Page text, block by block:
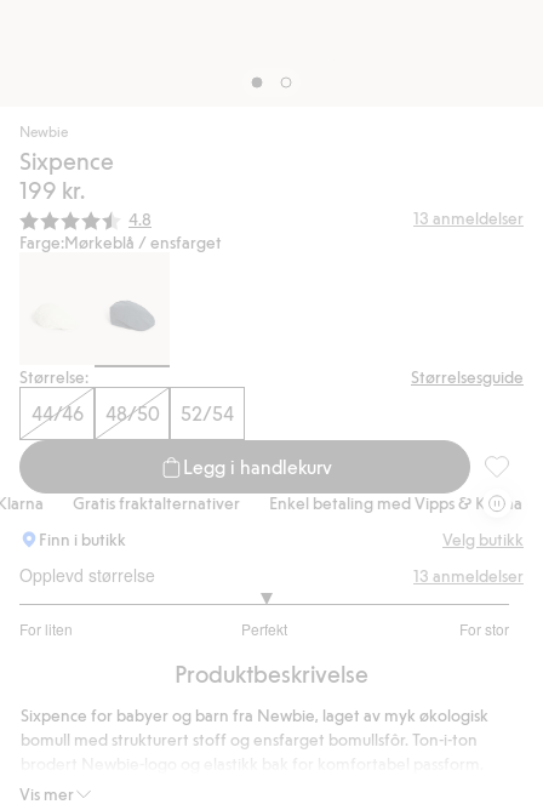
Newbie
Sixpence
199 kr.
Gjennomsnittskarakter:
4.8 13 anmeldelser
Farge:Mørkeblå / ensfarget
Størrelse: Størrelsesguide
44/46 48/50 52/54
Legg i handlekurv
Gratis fraktalternativer Enkel betaling med Vipps & Klarna
Finn i butikk
Velg butikk
Opplevd størrelse
For liten Perfekt For stor
av
9
stemmer
13 anmeldelser
Produktbeskrivelse
Vis mer
Sixpence for babyer og barn fra Newbie, laget av myk økologisk
bomull med strukturert stoff og ensfarget bomullsfôr. Ton-i-ton
Inneholder 100 % økologisk bomull.